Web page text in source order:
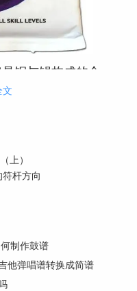
铜与锡构成的合
是我们常见的一种
一些金属色，缺点是
文
上）
杆方向
制作鼓谱
他弹唱谱转换成简谱